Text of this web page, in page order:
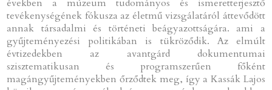
években a múzeum tudományos és ismeretterjesztő
tevékenységének fókusza az életmű vizsgálatáról áttevődött
annak társadalmi és történeti beágyazottságára. ami a
gyűjteményezési politikában is tükröződik. Az elmúlt
évtizedekben az avantgárd dokumentumai
szisztematikusan és programszerűen főként
magángyűjteményekben őrződtek meg, így a Kassák Lajos